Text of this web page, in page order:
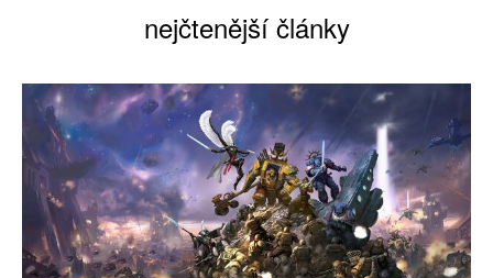
nejčtenější články